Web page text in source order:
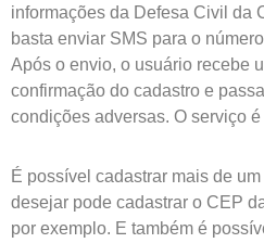
informações da Defesa Civil da
basta enviar SMS para o
Após o envio, o usuário recebe
confirmação do cadastro e
condições adversas. O serviço é
É possível cadastrar mais de
desejar pode cadastrar o CEP
por exemplo. E também é